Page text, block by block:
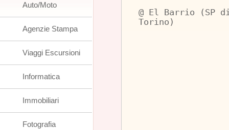
@ El Barrio (SP
Torino)
Auto/Moto
Agenzie Stampa
Viaggi Escursioni
Informatica
Immobiliari
Fotografia